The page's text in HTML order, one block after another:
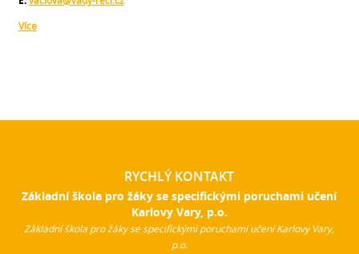
Více
RYCHLÝ KONTAKT
Základní škola pro žáky se specifickými poruchami učení
Karlovy Vary, p.o.
Základní škola pro žáky se specifickými poruchami učení Karlovy Vary,
p.o.